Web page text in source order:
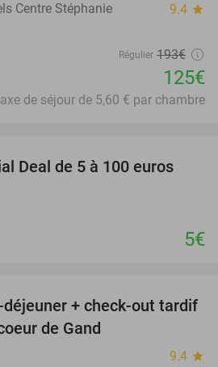
Centre Stéphanie 9.4 star
Régulier 193€
125€
de séjour de 5,60 € par chambre
Deal de 5 à 100 euros
5€
34%
+ check-out tardif
de Gand
9.4 star